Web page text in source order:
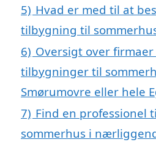
5) Hvad er med til at
tilbygning til
6) Oversigt over
tilbygninger til
Smørumovre eller hele
7) Find en professionel
sommerhus i